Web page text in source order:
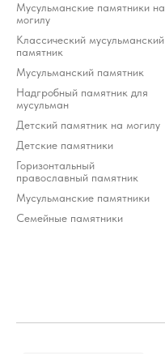
Мусульманские памятники на
могилу
Классический мусульманский
памятник
Мусульманский памятник
Надгробный памятник для
мусульман
Детский памятник на могилу
Детские памятники
Горизонтальный
православный памятник
Мусульманские памятники
Семейные памятники